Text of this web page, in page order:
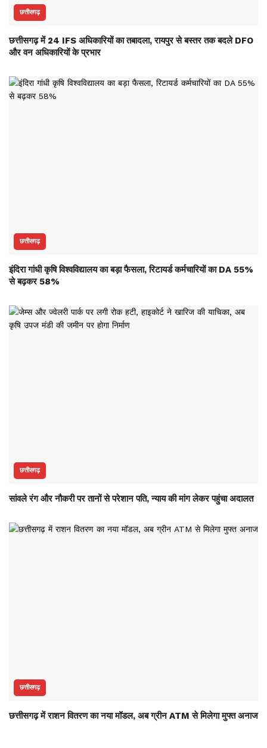
छत्तीसगढ़
छत्तीसगढ़ में 24 IFS अधिकारियों का तबादला, रायपुर से बस्तर तक बदले DFO
और वन अधिकारियों के प्रभार
छत्तीसगढ़
इंदिरा गांधी कृषि विश्वविद्यालय का बड़ा फैसला, रिटायर्ड कर्मचारियों का DA 55%
से बढ़कर 58%
छत्तीसगढ़
सांवले रंग और नौकरी पर तानों से परेशान पति, न्याय की मांग लेकर पहुंचा अदालत
छत्तीसगढ़
छत्तीसगढ़ में राशन वितरण का नया मॉडल, अब ग्रीन ATM से मिलेगा मुफ्त अनाज